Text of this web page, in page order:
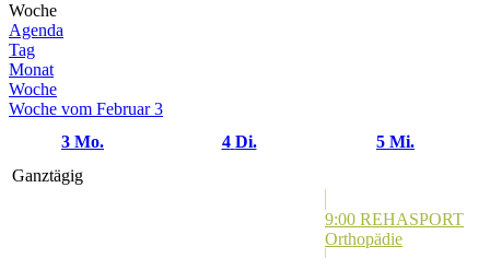
Woche
Agenda
Tag
Monat
Woche
Woche vom Februar 3
3 Mo. 4 Di. 5 Mi.
Ganztägig
9:00 REHASPORT
Orthopädie